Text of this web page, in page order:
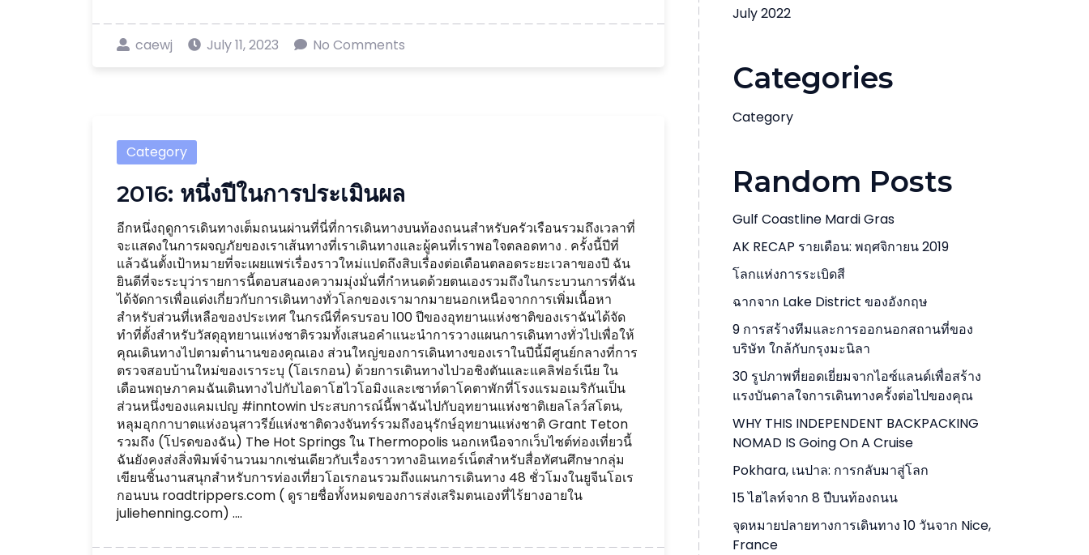
caewj July 11, 2023 No Comments
Category
2016: หนึ่งปีในการประเมินผล
อีกหนึ่งฤดูการเดินทางเต็มถนนผ่านที่นี่ที่การเดินทางบนท้องถนนสำหรับครัวเรือนรวมถึงเวลาที่
จะแสดงในการผจญภัยของเราเส้นทางที่เราเดินทางและผู้คนที่เราพอใจตลอดทาง . ครั้งนี้ปีที่
แล้วฉันตั้งเป้าหมายที่จะเผยแพร่เรื่องราวใหม่แปดถึงสิบเรื่องต่อเดือนตลอดระยะเวลาของปี ฉัน
ยินดีที่จะระบุว่ารายการนี้ตอบสนองความมุ่งมั่นที่กำหนดด้วยตนเองรวมถึงในกระบวนการที่ฉัน
ได้จัดการเพื่อแต่งเกี่ยวกับการเดินทางทั่วโลกของเรามากมายนอกเหนือจากการเพิ่มเนื้อหา
สำหรับส่วนที่เหลือของประเทศ ในกรณีที่ครบรอบ 100 ปีของอุทยานแห่งชาติของเราฉันได้จัด
ทำที่ตั้งสำหรับวัสดุอุทยานแห่งชาติรวมทั้งเสนอคำแนะนำการวางแผนการเดินทางทั่วไปเพื่อให้
คุณเดินทางไปตามตำนานของคุณเอง ส่วนใหญ่ของการเดินทางของเราในปีนี้มีศูนย์กลางที่การ
ตรวจสอบบ้านใหม่ของเราระบุ (โอเรกอน) ด้วยการเดินทางไปวอชิงตันและแคลิฟอร์เนีย ใน
เดือนพฤษภาคมฉันเดินทางไปกับไอดาโฮไวโอมิงและเซาท์ดาโคตาพักที่โรงแรมอเมริกันเป็น
ส่วนหนึ่งของแคมเปญ #inntowin ประสบการณ์นี้พาฉันไปกับอุทยานแห่งชาติเยลโลว์สโตน,
หลุมอุกกาบาตแห่งอนุสาวรีย์แห่งชาติดวงจันทร์รวมถึงอนุรักษ์อุทยานแห่งชาติ Grant Teton
รวมถึง (โปรดของฉัน) The Hot Springs ใน Thermopolis นอกเหนือจากเว็บไซต์ท่องเที่ยวนี้
ฉันยังคงส่งสิ่งพิมพ์จำนวนมากเช่นเดียวกับเรื่องราวทางอินเทอร์เน็ตสำหรับสื่อทัศนศึกษากลุ่ม
เขียนชิ้นงานสนุกสำหรับการท่องเที่ยวโอเรกอนรวมถึงแผนการเดินทาง 48 ชั่วโมงในยูจีนโอเร
กอนบน roadtrippers.com ( ดูรายชื่อทั้งหมดของการส่งเสริมตนเองที่ไร้ยางอายใน
juliehenning.com) ....
July 2022
Categories
Category
Random Posts
Gulf Coastline Mardi Gras
AK RECAP รายเดือน: พฤศจิกายน 2019
โลกแห่งการระเบิดสี
ฉากจาก Lake District ของอังกฤษ
9 การสร้างทีมและการออกนอกสถานที่ของ
บริษัท ใกล้กับกรุงมะนิลา
30 รูปภาพที่ยอดเยี่ยมจากไอซ์แลนด์เพื่อสร้าง
แรงบันดาลใจการเดินทางครั้งต่อไปของคุณ
WHY THIS INDEPENDENT BACKPACKING
NOMAD IS Going On A Cruise
Pokhara, เนปาล: การกลับมาสู่โลก
15 ไฮไลท์จาก 8 ปีบนท้องถนน
จุดหมายปลายทางการเดินทาง 10 วันจาก Nice,
France